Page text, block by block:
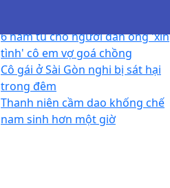
6 năm tù cho người đàn ông 'xin
tình' cô em vợ goá chồng
Cô gái ở Sài Gòn nghi bị sát hại
trong đêm
Thanh niên cầm dao khống chế
nam sinh hơn một giờ